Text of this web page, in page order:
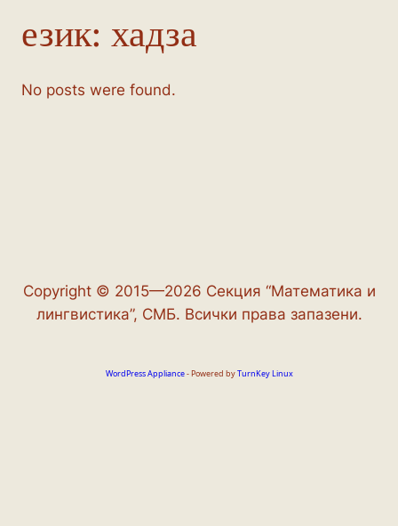
език: хадза
No posts were found.
Copyright © 2015—2026 Секция “Математика и
лингвистика”, СМБ. Всички права запазени.
WordPress Appliance- Powered byTurnKey Linux